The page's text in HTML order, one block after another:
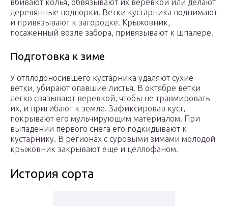
вбивают колья, обвязывают их веревкой или делают
деревянные подпорки. Ветки кустарника поднимают
и привязывают к загородке. Крыжовник,
посаженный возле забора, привязывают к шпалере.
Подготовка к зиме
У отплодоносившего кустарника удаляют сухие
ветки, убирают опавшие листья. В октябре ветки
легко связывают веревкой, чтобы не травмировать
их, и пригибают к земле. Зафиксировав куст,
покрывают его мульчирующим материалом. При
выпадении первого снега его подкидывают к
кустарнику. В регионах с суровыми зимами молодой
крыжовник закрывают еще и целлофаном.
История сорта